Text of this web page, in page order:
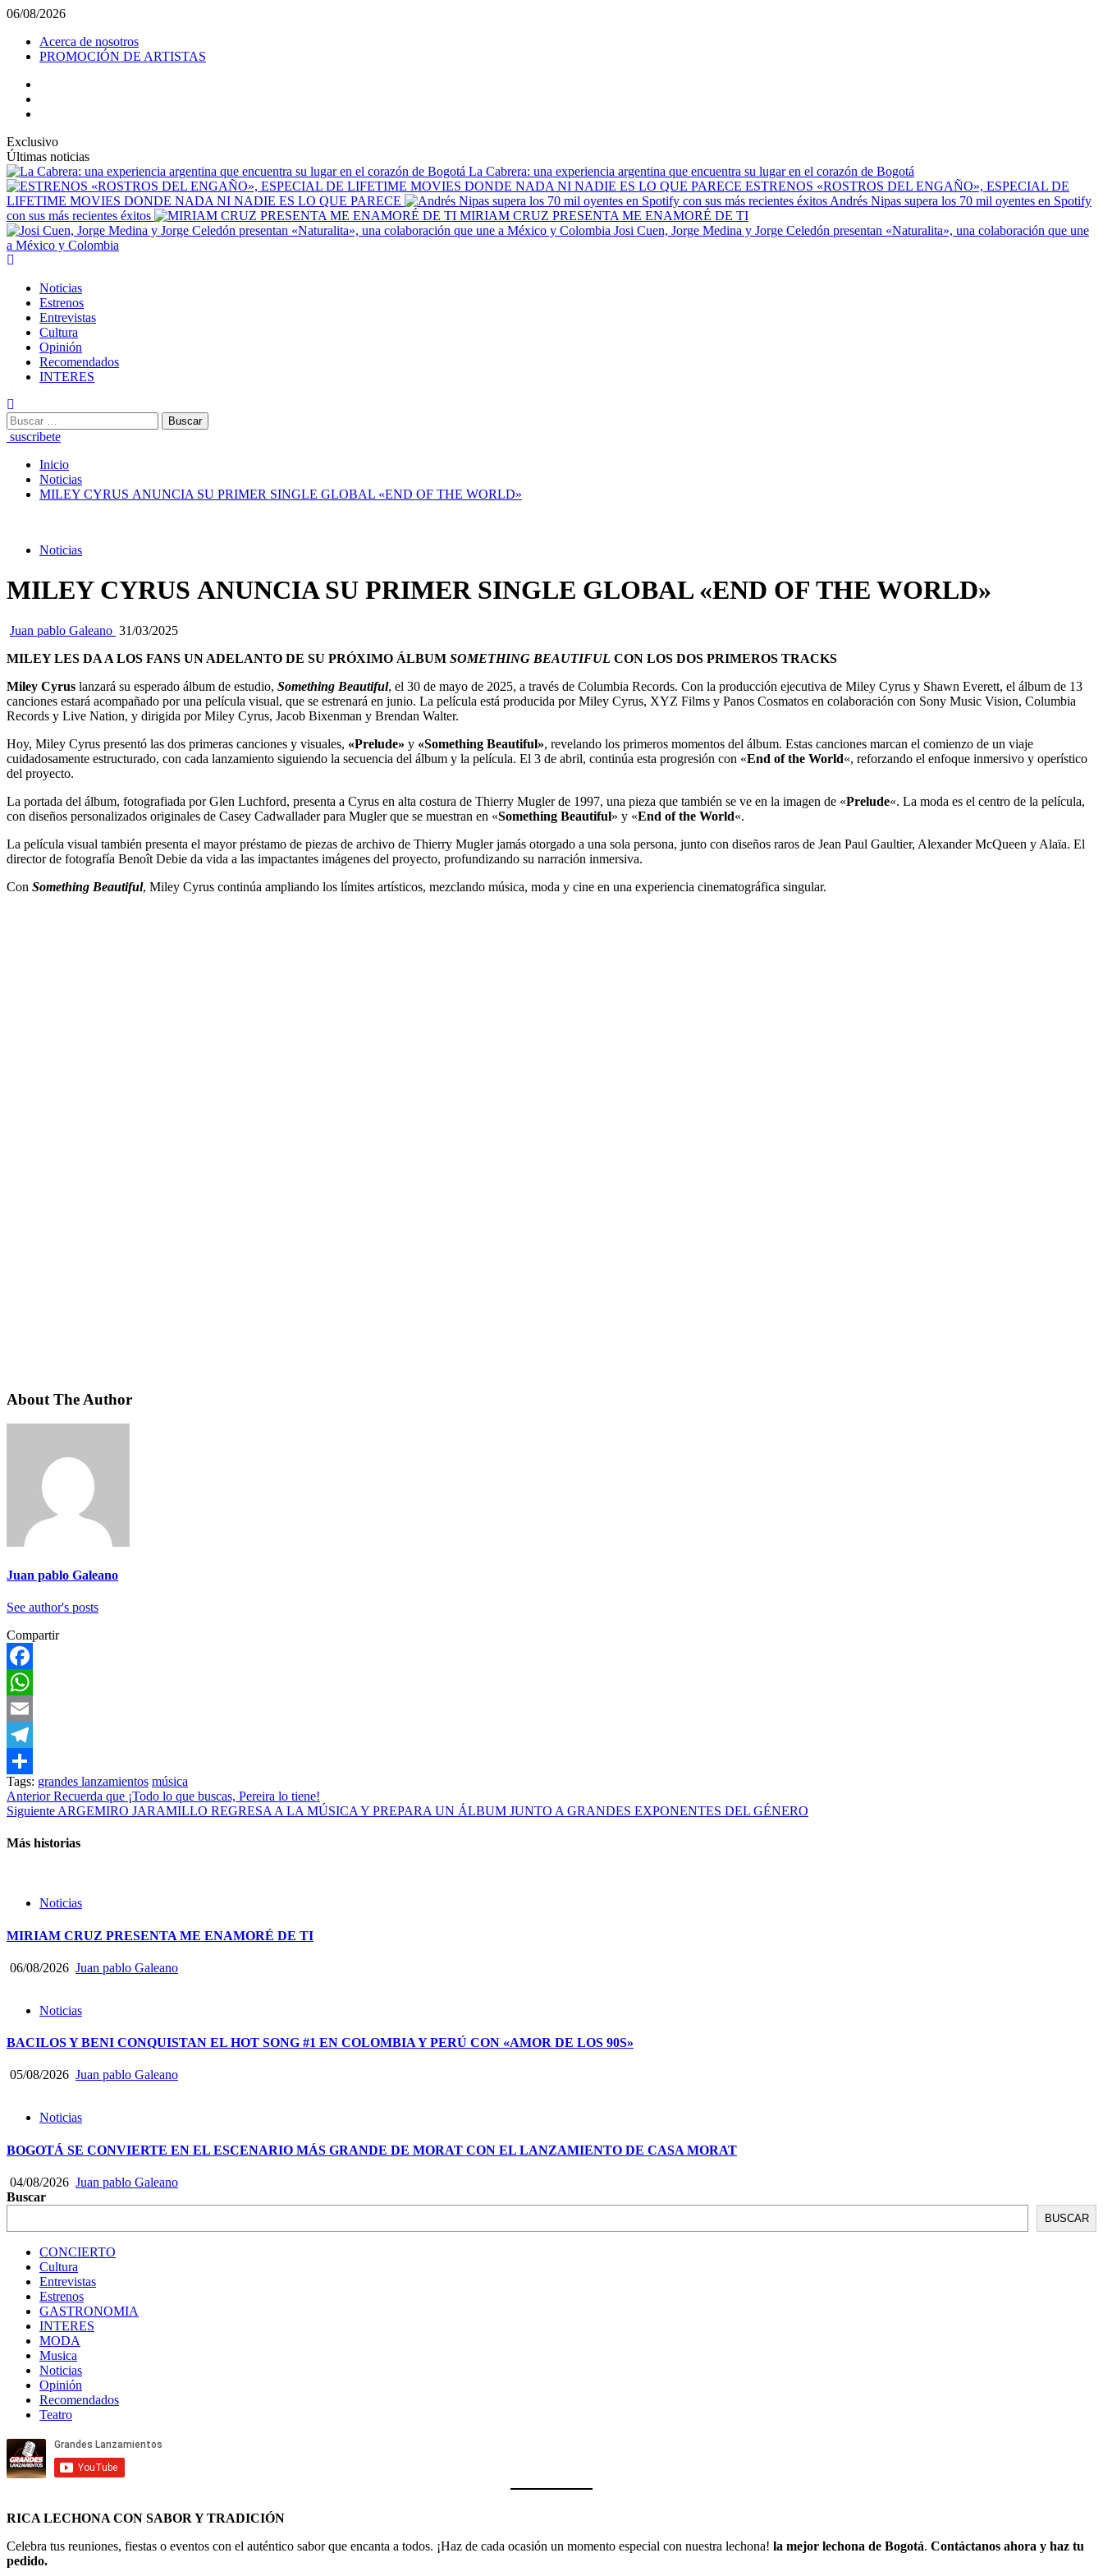
06/08/2026
Acerca de nosotros
PROMOCIÓN DE ARTISTAS
Exclusivo
Últimas noticias
La Cabrera: una experiencia argentina que encuentra su lugar en el corazón de Bogotá
ESTRENOS «ROSTROS DEL ENGAÑO», ESPECIAL DE
LIFETIME MOVIES DONDE NADA NI NADIE ES LO QUE PARECE
Andrés Nipas supera los 70 mil oyentes en Spotify
con sus más recientes éxitos
MIRIAM CRUZ PRESENTA ME ENAMORÉ DE TI
Josi Cuen, Jorge Medina y Jorge Celedón presentan «Naturalita», una colaboración que une
a México y Colombia
Noticias
Estrenos
Entrevistas
Cultura
Opinión
Recomendados
INTERES
suscribete
Inicio
Noticias
MILEY CYRUS ANUNCIA SU PRIMER SINGLE GLOBAL «END OF THE WORLD»
Noticias
MILEY CYRUS ANUNCIA SU PRIMER SINGLE GLOBAL «END OF THE WORLD»
Juan pablo Galeano 31/03/2025
MILEY LES DA A LOS FANS UN ADELANTO DE SU PRÓXIMO ÁLBUM SOMETHING BEAUTIFUL CON LOS DOS PRIMEROS TRACKS
Miley Cyrus lanzará su esperado álbum de estudio, Something Beautiful, el 30 de mayo de 2025, a través de Columbia Records. Con la producción ejecutiva de Miley Cyrus y Shawn Everett, el álbum de 13
canciones estará acompañado por una película visual, que se estrenará en junio. La película está producida por Miley Cyrus, XYZ Films y Panos Cosmatos en colaboración con Sony Music Vision, Columbia
Records y Live Nation, y dirigida por Miley Cyrus, Jacob Bixenman y Brendan Walter.
Hoy, Miley Cyrus presentó las dos primeras canciones y visuales, «Prelude» y «Something Beautiful», revelando los primeros momentos del álbum. Estas canciones marcan el comienzo de un viaje
cuidadosamente estructurado, con cada lanzamiento siguiendo la secuencia del álbum y la película. El 3 de abril, continúa esta progresión con «End of the World«, reforzando el enfoque inmersivo y operístico
del proyecto.
La portada del álbum, fotografiada por Glen Luchford, presenta a Cyrus en alta costura de Thierry Mugler de 1997, una pieza que también se ve en la imagen de «Prelude«. La moda es el centro de la película,
con diseños personalizados originales de Casey Cadwallader para Mugler que se muestran en «Something Beautiful» y «End of the World«.
La película visual también presenta el mayor préstamo de piezas de archivo de Thierry Mugler jamás otorgado a una sola persona, junto con diseños raros de Jean Paul Gaultier, Alexander McQueen y Alaïa. El
director de fotografía Benoît Debie da vida a las impactantes imágenes del proyecto, profundizando su narración inmersiva.
Con Something Beautiful, Miley Cyrus continúa ampliando los límites artísticos, mezclando música, moda y cine en una experiencia cinematográfica singular.
About The Author
Juan pablo Galeano
See author's posts
Compartir
Facebook
WhatsApp
Email
Telegram
Compartir
Tags: grandes lanzamientos música
AnteriorRecuerda que ¡Todo lo que buscas, Pereira lo tiene!
Siguiente ARGEMIRO JARAMILLO REGRESA A LA MÚSICA Y PREPARA UN ÁLBUM JUNTO A GRANDES EXPONENTES DEL GÉNERO
Más historias
Noticias
MIRIAM CRUZ PRESENTA ME ENAMORÉ DE TI
06/08/2026 Juan pablo Galeano
Noticias
BACILOS Y BENI CONQUISTAN EL HOT SONG #1 EN COLOMBIA Y PERÚ CON «AMOR DE LOS 90S»
05/08/2026 Juan pablo Galeano
Noticias
BOGOTÁ SE CONVIERTE EN EL ESCENARIO MÁS GRANDE DE MORAT CON EL LANZAMIENTO DE CASA MORAT
04/08/2026 Juan pablo Galeano
Buscar
BUSCAR
CONCIERTO
Cultura
Entrevistas
Estrenos
GASTRONOMIA
INTERES
MODA
Musica
Noticias
Opinión
Recomendados
Teatro
RICA LECHONA CON SABOR Y TRADICIÓN
Celebra tus reuniones, fiestas o eventos con el auténtico sabor que encanta a todos. ¡Haz de cada ocasión un momento especial con nuestra lechona! la mejor lechona de Bogotá. Contáctanos ahora y haz tu
pedido.